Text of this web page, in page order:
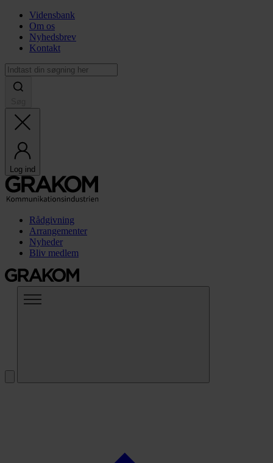
Vidensbank
Om os
Nyhedsbrev
Kontakt
Log ind
Rådgivning
Arrangementer
Nyheder
Bliv medlem